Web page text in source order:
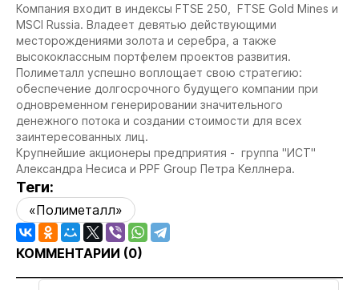
Компания входит в индексы FTSE 250, FTSE Gold Mines и
MSCI Russia. Владеет девятью действующими
месторождениями золота и серебра, а также
высококлассным портфелем проектов развития.
Полиметалл успешно воплощает свою стратегию:
обеспечение долгосрочного будущего компании при
одновременном генерировании значительного
денежного потока и создании стоимости для всех
заинтересованных лиц.
Крупнейшие акционеры предприятия - группа "ИСТ"
Александра Несиса и PPF Group Петра Келлнера.
Теги:
«Полиметалл»
КОММЕНТАРИИ (0)